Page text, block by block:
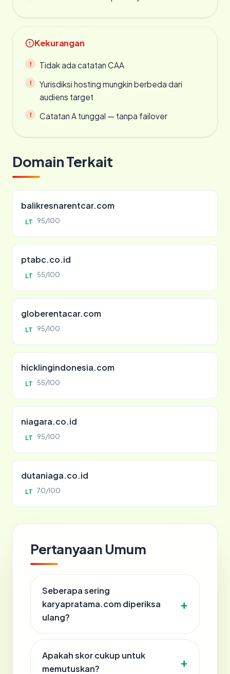
Kekurangan
Tidak ada catatan CAA
Yurisdiksi hosting mungkin berbeda dari
audiens target
Catatan A tunggal — tanpa failover
Domain Terkait
balikresnarentcar.com
LT 95/100
ptabc.co.id
LT 55/100
globerentacar.com
LT 95/100
hicklingindonesia.com
LT 55/100
niagara.co.id
LT 95/100
dutaniaga.co.id
LT 70/100
Pertanyaan Umum
Seberapa sering
karyapratama.com diperiksa
ulang?
Apakah skor cukup untuk
memutuskan?